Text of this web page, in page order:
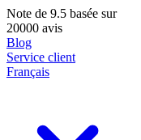
Note de 9.5 basée sur
20000 avis
Blog
Service client
Français